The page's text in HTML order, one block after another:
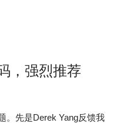
，强烈推荐
。先是Derek Yang反馈我